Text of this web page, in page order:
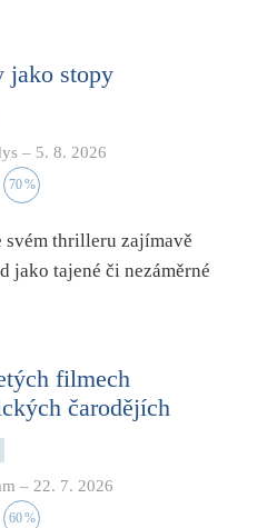
jako stopy
– 5. 8. 2026
70%
thrilleru zajímavě
jako tajené či nezáměrné
filmech
čarodějích
– 22. 7. 2026
60%